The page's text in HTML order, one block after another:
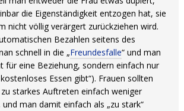
die Eigenständigkeit entzogen hat, sie
nicht völlig verärgert zurückziehen wird.
Bezahlen seitens des
schnell in die „Freundesfalle“ und man
für eine Beziehung, sondern einfach nur
Essen gibt“). Frauen sollten
starkes Auftreten einfach weniger
und man damit einfach als „zu stark“